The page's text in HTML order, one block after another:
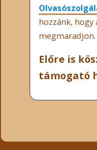
hozzánk, hogy
megmaradjon.
Előre is
támogató